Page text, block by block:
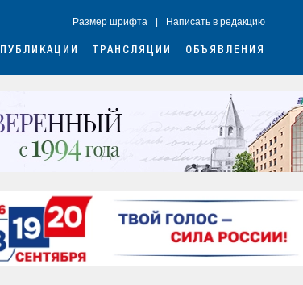
Размер шрифта Написать в редакцию
ПУБЛИКАЦИИ ТРАНСЛЯЦИИ ОБЪЯВЛЕНИЯ